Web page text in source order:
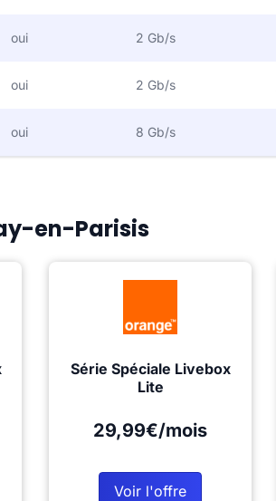
oui 2 Gb/s
oui 2 Gb/s
oui 8 Gb/s
en-Parisis
Série Spéciale Livebox
Lite
29,99€/mois
Voir l'offre